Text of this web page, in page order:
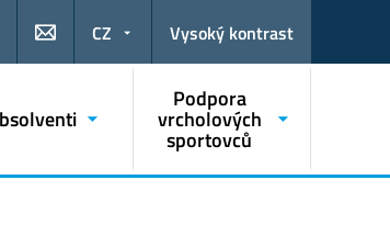
CZ Vysoký kontrast
Podpora
vrcholových
sportovců